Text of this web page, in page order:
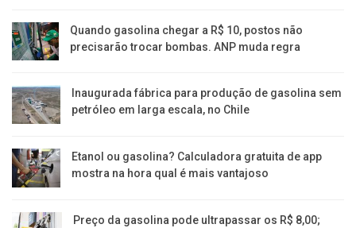
Quando gasolina chegar a R$ 10, postos não
precisarão trocar bombas. ANP muda regra
Inaugurada fábrica para produção de gasolina sem
petróleo em larga escala, no Chile
Etanol ou gasolina? Calculadora gratuita de app
mostra na hora qual é mais vantajoso
Preço da gasolina pode ultrapassar os R$ 8,00;